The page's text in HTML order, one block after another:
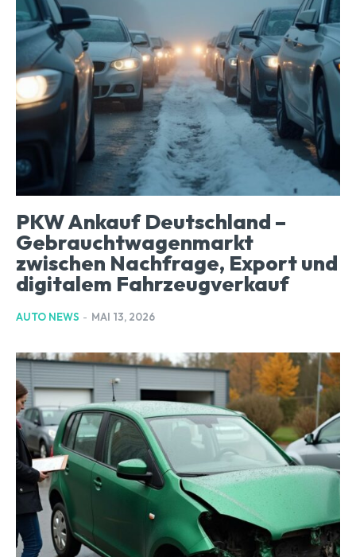
PKW Ankauf Deutschland –
Gebrauchtwagenmarkt
zwischen Nachfrage, Export und
digitalem Fahrzeugverkauf
AUTO NEWS - MAI 13, 2026